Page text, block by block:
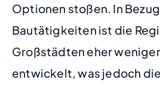
Optionen stoßen. In
Bautätigkeiten ist die
Großstädten eher
entwickelt, was jedoch